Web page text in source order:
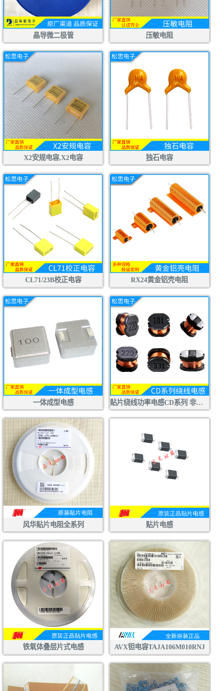
晶导微二极管 压敏电阻
X2安规电容,X2电容 独石电容
CL71/23B校正电容 RX24黄金铝壳电阻
一体成型电感 贴片绕线功率电感CD系列 非屏蔽
风华贴片电阻全系列 贴片电感
铁氧体叠层片式电感 AVX钽电容TAJA106M010RNJ